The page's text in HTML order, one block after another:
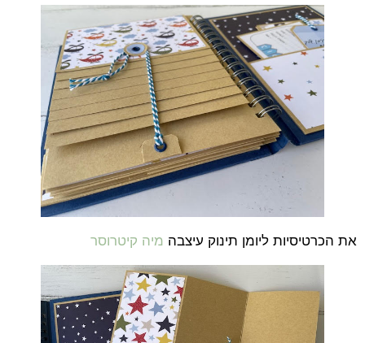
את הכרטיסיות ליומן תינוק עיצבה מיה קיטרוסר